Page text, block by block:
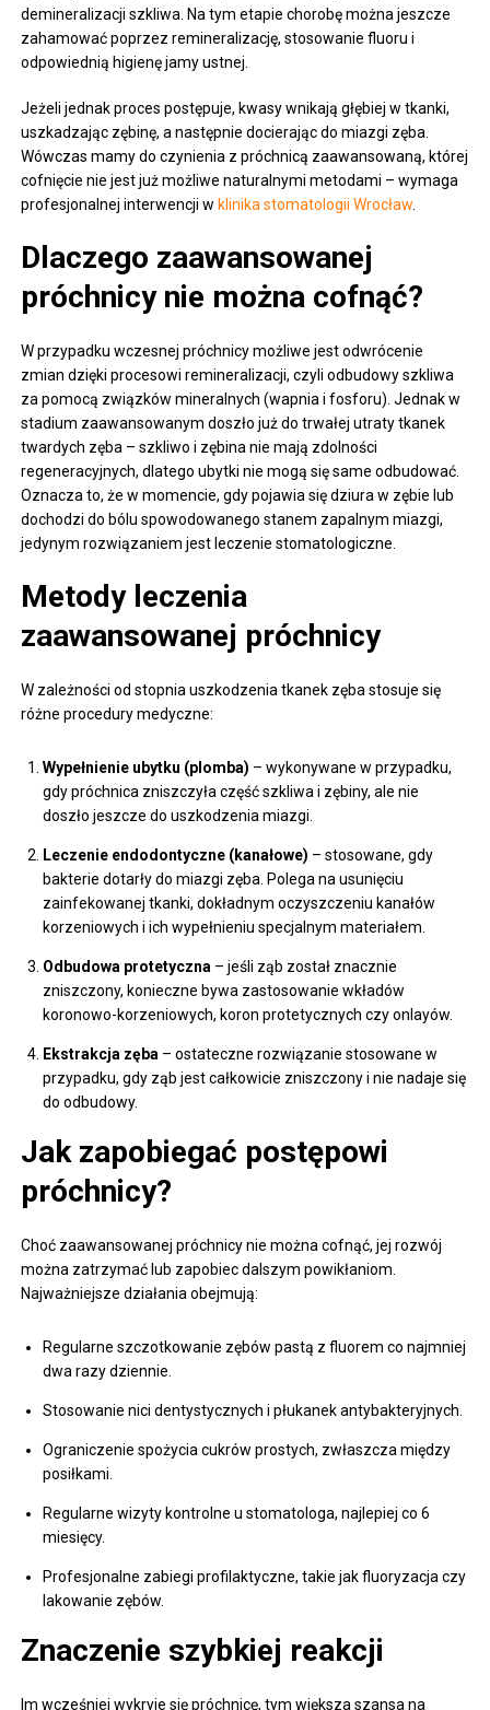
demineralizacji szkliwa. Na tym etapie chorobę można jeszcze
zahamować poprzez remineralizację, stosowanie fluoru i
odpowiednią higienę jamy ustnej.
Jeżeli jednak proces postępuje, kwasy wnikają głębiej w tkanki,
uszkadzając zębinę, a następnie docierając do miazgi zęba.
Wówczas mamy do czynienia z próchnicą zaawansowaną, której
cofnięcie nie jest już możliwe naturalnymi metodami – wymaga
profesjonalnej interwencji w klinika stomatologii Wrocław
Dlaczego zaawansowanej
próchnicy nie można cofnąć?
W przypadku wczesnej próchnicy możliwe jest odwrócenie
zmian dzięki procesowi remineralizacji, czyli odbudowy szkliwa
za pomocą związków mineralnych (wapnia i fosforu). Jednak w
stadium zaawansowanym doszło już do trwałej utraty tkanek
twardych zęba – szkliwo i zębina nie mają zdolności
regeneracyjnych, dlatego ubytki nie mogą się same odbudować.
Oznacza to, że w momencie, gdy pojawia się dziura w zębie lub
dochodzi do bólu spowodowanego stanem zapalnym miazgi,
jedynym rozwiązaniem jest leczenie stomatologiczne.
Metody leczenia
zaawansowanej próchnicy
W zależności od stopnia uszkodzenia tkanek zęba stosuje się
różne procedury medyczne:
Wypełnienie ubytku (plomba) – wykonywane w przypadku,
gdy próchnica zniszczyła część szkliwa i zębiny, ale nie
doszło jeszcze do uszkodzenia miazgi.
Leczenie endodontyczne (kanałowe) – stosowane, gdy
bakterie dotarły do miazgi zęba. Polega na usunięciu
zainfekowanej tkanki, dokładnym oczyszczeniu kanałów
korzeniowych i ich wypełnieniu specjalnym materiałem.
Odbudowa protetyczna – jeśli ząb został znacznie
zniszczony, konieczne bywa zastosowanie wkładów
koronowo-korzeniowych, koron protetycznych czy onlayów.
Ekstrakcja zęba – ostateczne rozwiązanie stosowane w
przypadku, gdy ząb jest całkowicie zniszczony i nie nadaje się
do odbudowy.
Jak zapobiegać postępowi
próchnicy?
Choć zaawansowanej próchnicy nie można cofnąć, jej rozwój
można zatrzymać lub zapobiec dalszym powikłaniom.
Najważniejsze działania obejmują:
Regularne szczotkowanie zębów pastą z fluorem co najmniej
dwa razy dziennie.
Stosowanie nici dentystycznych i płukanek antybakteryjnych.
Ograniczenie spożycia cukrów prostych, zwłaszcza między
posiłkami.
Regularne wizyty kontrolne u stomatologa, najlepiej co 6
miesięcy.
Profesjonalne zabiegi profilaktyczne, takie jak fluoryzacja czy
lakowanie zębów.
Znaczenie szybkiej reakcji
Im wcześniej wykryje się próchnicę, tym większa szansa na